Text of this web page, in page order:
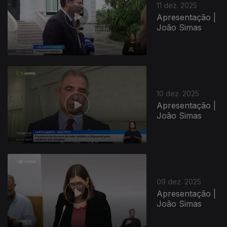
11 dez. 2025
Apresentação |
João Simas
10 dez. 2025
Apresentação |
João Simas
09 dez. 2025
Apresentação |
João Simas